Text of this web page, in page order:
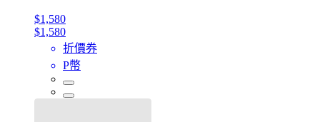
$1,580
$1,580
折價券
P幣